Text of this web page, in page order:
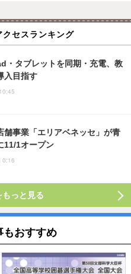
セスランキング
・タブレットを同期・充電、教
入目指す
舗事業「エリアベネッセ」が青
11/1オープン
0:16
っと見る
もおすすめ